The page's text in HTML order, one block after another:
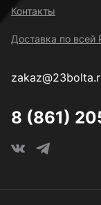
Контакты
Доставка по всей
8 (861)